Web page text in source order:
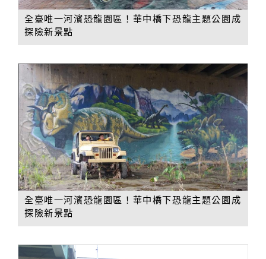
全臺唯一河濱恐龍園區！華中橋下恐龍主題公園成
探險新景點
全臺唯一河濱恐龍園區！華中橋下恐龍主題公園成
探險新景點